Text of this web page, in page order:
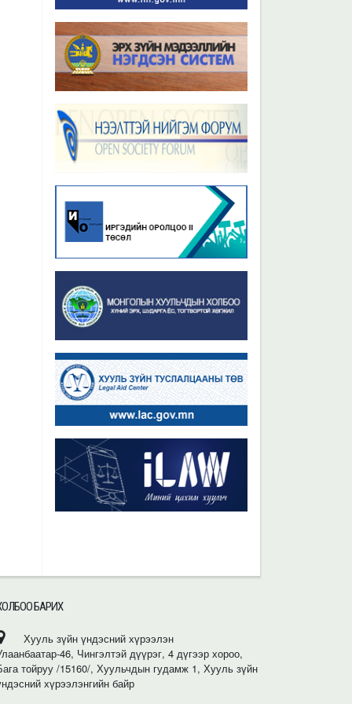
Бүх мэдээ
БАРИХ
Хууль зүйн үндэсний хүрээлэн
46, Чингэлтэй дүүрэг, 4 дүгээр хороо,
тойруу /15160/, Хуульчдын гудамж 1, Хууль зүйн
хүрээлэнгийн байр